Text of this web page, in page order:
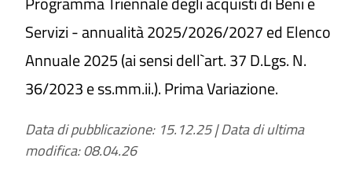
Servizi - annualità 2025/2026/2027 ed Elenco
Annuale 2025 (ai sensi dell`art. 37 D.Lgs. N.
36/2023 e ss.mm.ii.). Prima Variazione.
Data di pubblicazione: 15.12.25|Data di ultima
modifica: 08.04.26